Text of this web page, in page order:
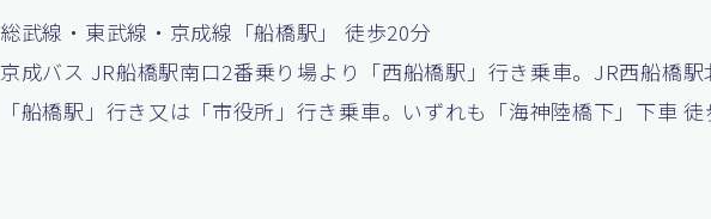
総武線・東武線・京成線「船橋駅」 徒歩20分
京成バス JR船橋駅南口2番乗り場より「西船橋駅」行き乗車。JR西船橋駅
「船橋駅」行き又は「市役所」行き乗車。いずれも「海神陸橋下」下車 徒